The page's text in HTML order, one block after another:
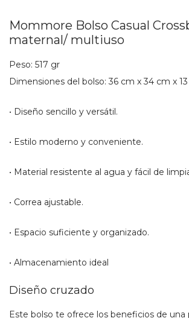
Mommore Bolso Casual
maternal/ multiuso
Peso: 517 gr
Dimensiones del bolso: 36 cm x 34 cm x
• Diseño sencillo y versátil.
• Estilo moderno y conveniente.
• Material resistente al agua y fácil de
• Correa ajustable.
• Espacio suficiente y organizado.
• Almacenamiento ideal
Diseño cruzado
Este bolso te ofrece los beneficios de una